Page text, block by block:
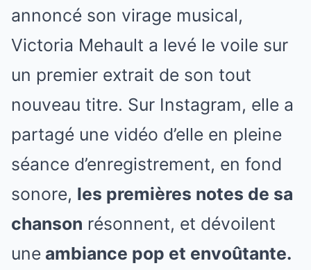
annoncé son virage musical,
Victoria Mehault a levé le voile sur
un premier extrait de son tout
nouveau titre. Sur Instagram, elle a
partagé une vidéo d’elle en pleine
séance d’enregistrement, en fond
sonore, les premières notes de sa
chanson résonnent, et dévoilent
une ambiance pop et envoûtante.